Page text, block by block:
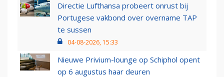
Directie Lufthansa probeert onrust bij
Portugese vakbond over overname TAP
te sussen
04-08-2026, 15:33
Nieuwe Privium-lounge op Schiphol opent
op 6 augustus haar deuren